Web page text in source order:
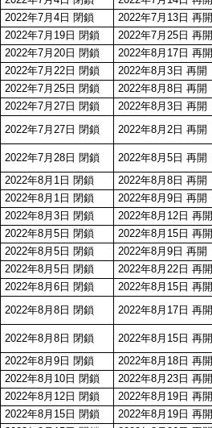
2022年7月4日 閉鎖
2022年7月13日 再開
2022年7月19日 閉鎖
2022年7月25日 再開
2022年7月20日 閉鎖
2022年8月17日 再開
2022年7月22日 閉鎖
2022年8月3日 再開
2022年7月25日 閉鎖
2022年8月8日 再開
2022年7月27日 閉鎖
2022年8月3日 再開
2022年7月27日 閉鎖
2022年8月2日 再開
2022年7月28日 閉鎖
2022年8月5日 再開
2022年8月1日 閉鎖
2022年8月8日 再開
2022年8月1日 閉鎖
2022年8月9日 再開
2022年8月3日 閉鎖
2022年8月12日 再開
2022年8月5日 閉鎖
2022年8月15日 再開
2022年8月5日 閉鎖
2022年8月9日 再開
2022年8月5日 閉鎖
2022年8月22日 再開
2022年8月6日 閉鎖
2022年8月15日 再開
2022年8月8日 閉鎖
2022年8月17日 再開
2022年8月8日 閉鎖
2022年8月15日 再開
2022年8月9日 閉鎖
2022年8月18日 再開
2022年8月10日 閉鎖
2022年8月23日 再開
2022年8月12日 閉鎖
2022年8月19日 再開
2022年8月15日 閉鎖
2022年8月19日 再開